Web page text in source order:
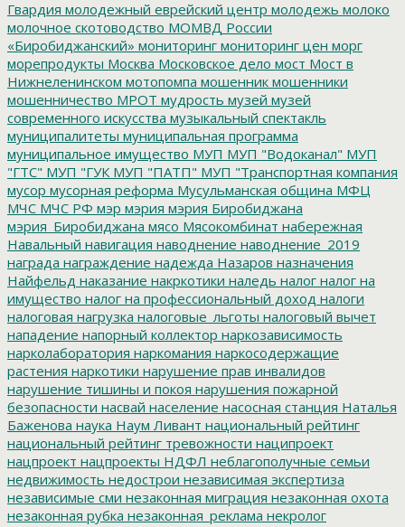
Гвардия молодежный еврейский центр молодежь молоко
молочное скотоводство МОМВД России
«Биробиджанский» мониторинг мониторинг цен морг
морепродукты Москва Московское дело мост Мост в
Нижнеленинском мотопомпа мошенник мошенники
мошенничество МРОТ мудрость музей музей
современного искусства музыкальный спектакль
муниципалитеты муниципальная программа
муниципальное имущество МУП МУП "Водоканал" МУП
"ГТС" МУП "ГУК МУП "ПАТП" МУП "Транспортная компания
мусор мусорная реформа Мусульманская община МФЦ
МЧС МЧС РФ мэр мэрия мэрия Биробиджана
мэрия_Биробиджана мясо Мясокомбинат набережная
Навальный навигация наводнение наводнение_2019
награда награждение надежда Назаров назначения
Найфельд наказание накркотики наледь налог налог на
имущество налог на профессиональный доход налоги
налоговая нагрузка налоговые_льготы налоговый вычет
нападение напорный коллектор наркозависимость
нарколаборатория наркомания наркосодержащие
растения наркотики нарушение прав инвалидов
нарушение тишины и покоя нарушения пожарной
безопасности насвай население насосная станция Наталья
Баженова наука Наум Ливант национальный рейтинг
национальный рейтинг тревожности наципроект
нацпроект нацпроекты НДФЛ неблагополучные семьи
недвижимость недострои независимая экспертиза
независимые сми незаконная миграция незаконная охота
незаконная рубка незаконная_реклама некролог